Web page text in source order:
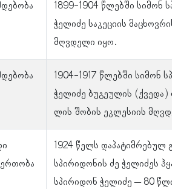
1899-1904 წლებში სიმონ
ჭელიძე სა­კე­ცი­ის მა­ცხოვ­რის
მღვდელი იყო.
1904-1917 წლებში სიმონ
ჭელიძე ბუ­გე­უ­ლის­ (ქვე­და)
ლის შო­ბის ეკლესიის
1924 წელს დაპატიმრებულ
სპირიდონის ძე ჭელიძეს
სპირიდონ ჭელიძე – 80